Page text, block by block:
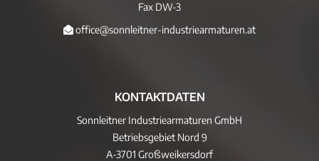
Fax DW-3
office@sonnleitner-industriearmaturen.at
KONTAKTDATEN
Sonnleitner Industriearmaturen GmbH
Betriebsgebiet Nord 9
A-3701 Großweikersdorf